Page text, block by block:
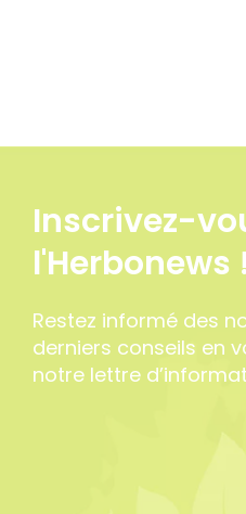
Inscrivez-
l'Herbonews !
Restez informé des
derniers conseils en
notre lettre